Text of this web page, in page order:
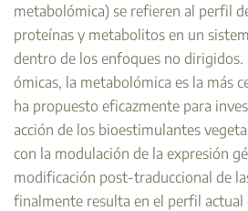
metabolómica) se refieren al perfil
proteínas y metabolitos en un
dentro de los enfoques no
ómicas, la metabolómica es la más
ha propuesto eficazmente para
acción de los bioestimulantes
con la modulación de la expresión
modificación post-traduccional de
finalmente resulta en el perfil